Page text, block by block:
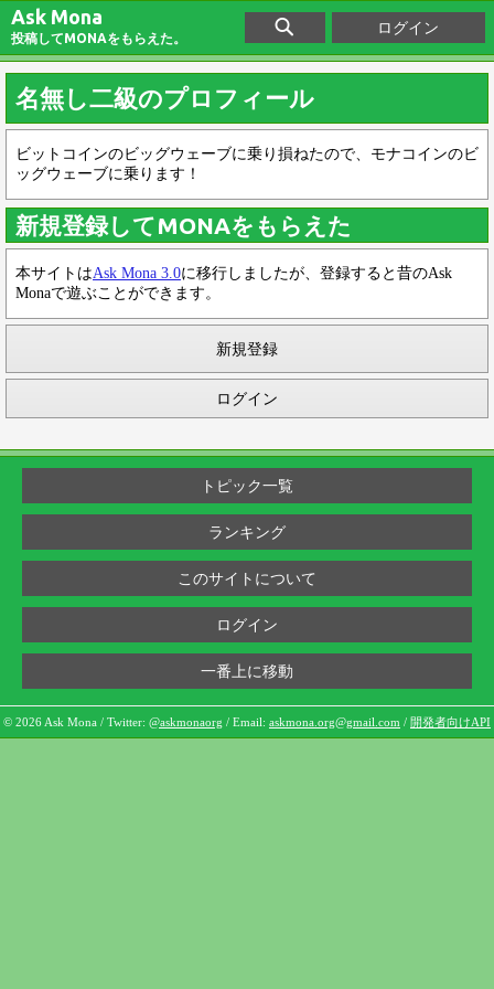
Ask Mona
投稿してMONAをもらえた。
ログイン
名無し二級のプロフィール
ビットコインのビッグウェーブに乗り損ねたので、モナコインのビ
ッグウェーブに乗ります！
新規登録してMONAをもらえた
本サイトはAsk Mona 3.0に移行しましたが、登録すると昔のAsk
Monaで遊ぶことができます。
新規登録
ログイン
トピック一覧
ランキング
このサイトについて
ログイン
一番上に移動
© 2026 Ask Mona / Twitter: @askmonaorg / Email: askmona.org@gmail.com / 開発者向けAPI